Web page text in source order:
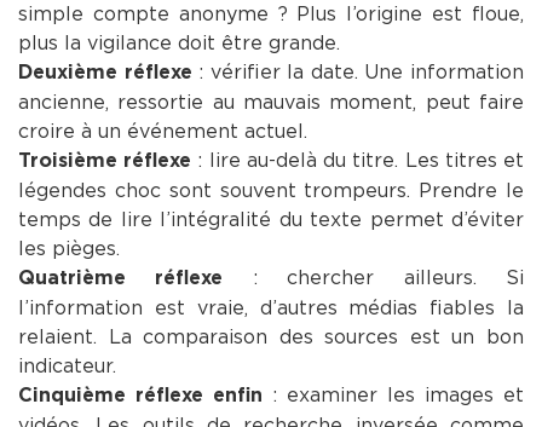
simple compte anonyme ? Plus l’origine est floue,
plus la vigilance doit être grande.
Deuxième réflexe : vérifier la date. Une information
ancienne, ressortie au mauvais moment, peut faire
croire à un événement actuel.
Troisième réflexe : lire au-delà du titre. Les titres et
légendes choc sont souvent trompeurs. Prendre le
temps de lire l’intégralité du texte permet d’éviter
les pièges.
Quatrième réflexe
: chercher ailleurs. Si
l’information est vraie, d’autres médias fiables la
relaient. La comparaison des sources est un bon
indicateur.
Cinquième réflexe enfin
: examiner les images et